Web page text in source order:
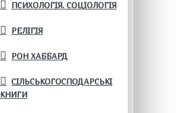
ПСИХОЛОГІЯ. СОЦІОЛОГІЯ
РЕЛІГІЯ
РОН ХАББАРД
СІЛЬСЬКОГОСПОДАРСЬКІ
КНИГИ